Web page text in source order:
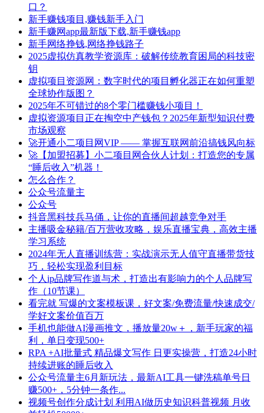
口？
新手赚钱项目,赚钱新手入门
新手赚网app最新版下载,新手赚钱app
新手网络挣钱,网络挣钱路子
2025虚拟仿真教学资源库：破解传统教育困局的科技密
钥
虚拟项目资源网：数字时代的项目孵化器正在如何重塑
全球协作版图？
2025年不可错过的8个零门槛赚钱小项目！
虚拟资源项目正在掏空中产钱包？2025年新型知识付费
市场观察
🚀开通小二项目网VIP —— 掌握互联网前沿搞钱风向标
🚀【加盟招募】小二项目网合伙人计划：打造您的专属
“睡后收入”机器！
怎么合作？
公众号流量主
公众号
抖音黑科技兵马俑，让你的直播间超越竞争对手
主播吸金秘籍/百万营收攻略，娱乐直播宝典，高效主播
学习系统
2024年无人直播训练营：实战演示无人值守直播带货技
巧，轻松实现盈利目标
个人ip品牌写作道与术，打造出有影响力的个人品牌写
作（10节课）
看完就 写爆的文案模板课，好文案/免费流量/快速成交/
学好文案价值百万
手机也能做AI漫画推文，播放量20w＋，新手玩家的福
利，单日变现500+
RPA +AI批量式 精品爆文写作 日更实操营，打造24小时
持续进账的睡后收入
公众号流量主6月新玩法，最新AI工具一键洗稿单号日
赚500+，5分钟一条作...
视频号创作分成计划 利用AI做历史知识科普视频 月收